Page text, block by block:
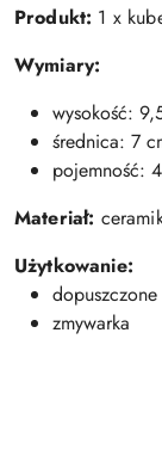
Produkt: 1 x
Wymiary:
wysokość:
średnica: 7
pojemność:
Materiał:
Użytkowanie:
zmywarka